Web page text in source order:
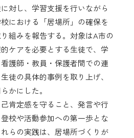
対し、学習支援を行いながら
における「居場所」の確保を
組みを報告する。対象はA市の
ケアを必要とする生徒で、学
護師・教員・保護者間での連
徒の具体的事例を取り上げ、
かにした。
肯定感を守ること、発言や行
校や活動参加への第一歩とな
らの実践は、居場所づくりが